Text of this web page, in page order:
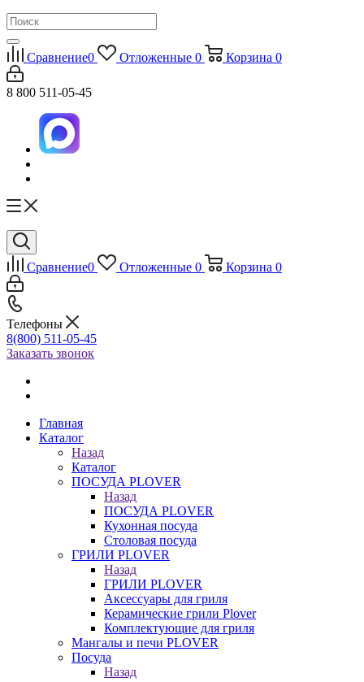
Сравнение0 Отложенные 0 Корзина 0
8 800 511-05-45
Сравнение0 Отложенные 0 Корзина 0
Телефоны
8(800) 511-05-45
Заказать звонок
Главная
Каталог
Назад
Каталог
ПОСУДА PLOVER
Назад
ПОСУДА PLOVER
Кухонная посуда
Столовая посуда
ГРИЛИ PLOVER
Назад
ГРИЛИ PLOVER
Аксессуары для гриля
Керамические грили Plover
Комплектующие для гриля
Мангалы и печи PLOVER
Посуда
Назад